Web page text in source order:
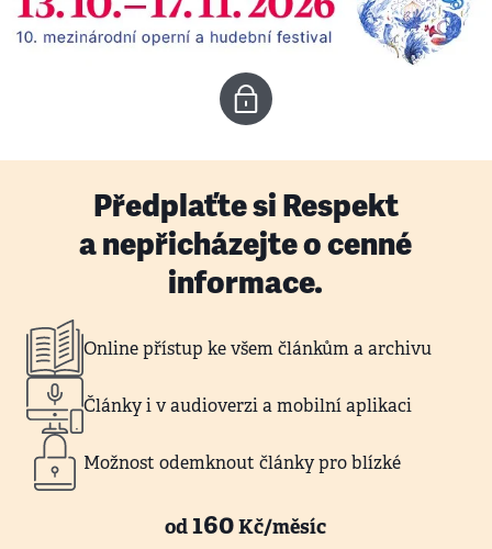
Předplaťte si Respekt
a nepřicházejte o cenné
informace.
Online přístup ke všem článkům a archivu
Články i v audioverzi a mobilní aplikaci
Možnost odemknout články pro blízké
od160Kč/měsíc